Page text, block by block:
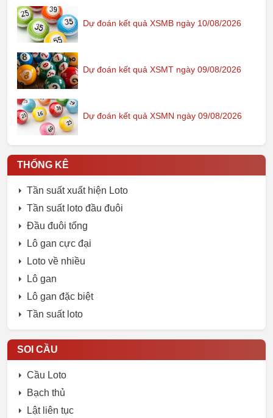
Dự đoán kết quả XSMB ngày 10/08/2026
Dự đoán kết quả XSMT ngày 09/08/2026
Dự đoán kết quả XSMN ngày 09/08/2026
THỐNG KÊ
Tần suất xuất hiện Loto
Tần suất loto đầu đuôi
Đầu đuôi tổng
Lô gan cực đại
Loto về nhiều
Lô gan
Lô gan đặc biệt
Tần suất loto
SOI CẦU
Cầu Loto
Bạch thủ
Lật liên tục